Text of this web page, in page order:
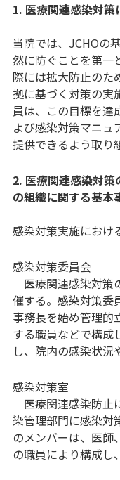
1. 医療関連感染対
当院では、JCHOの
然に防ぐことを第一
際には拡大防止のた
拠に基づく対策の実
員は、この目標を達
よび感染対策マニュ
提供できるよう取り
2. 医療関連感染対
の組織に関する基本
感染対策実施におけ
感染対策委員会
医療関連感染対策
催する。感染対策委
事務長を始め管理的
する職員などで構成
し、院内の感染状況
感染対策室
医療関連感染防止
染管理部門に感染対
のメンバーは、医師
の職員により構成し